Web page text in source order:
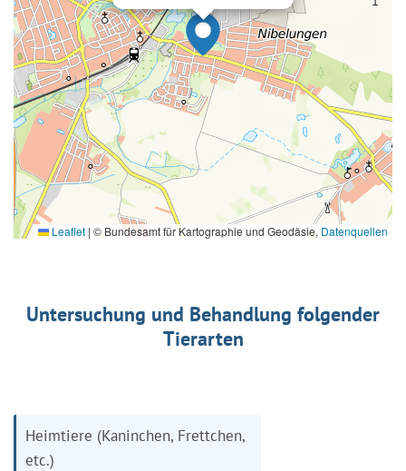
Leaflet | © Bundesamt für Kartographie und Geodäsie, Datenquellen
Untersuchung und Behandlung folgender
Tierarten
Heimtiere (Kaninchen, Frettchen,
etc.)